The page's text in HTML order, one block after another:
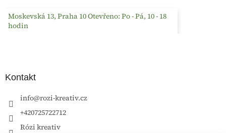
Moskevská 13, Praha 10 Otevřeno: Po - Pá, 10 - 18
hodin
Kontakt
info@rozi-kreativ.cz
+420725722712
Rózi kreativ